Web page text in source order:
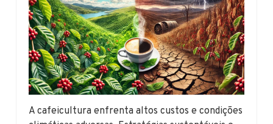
A cafeicultura enfrenta altos custos e condições